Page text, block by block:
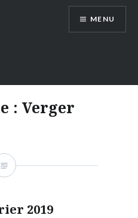
MENU
: Verger
2019